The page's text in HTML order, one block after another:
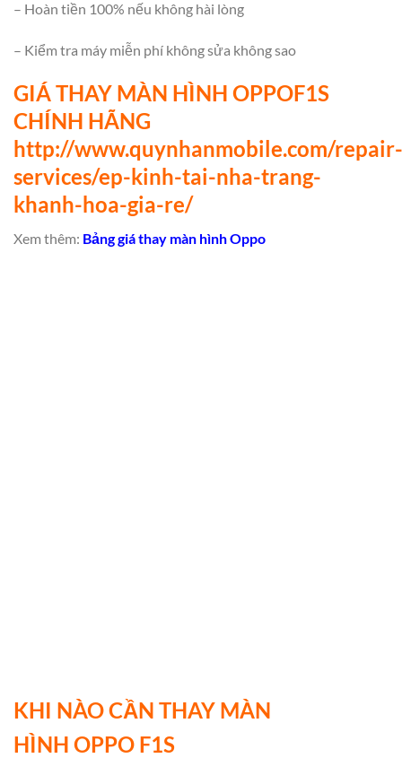
– Hoàn tiền 100% nếu không hài lòng
– Kiểm tra máy miễn phí không sửa không sao
GIÁ THAY MÀN HÌNH OPPOF1S
CHÍNH HÃNG
http://www.quynhanmobile.com/repair-
services/ep-kinh-tai-nha-trang-
khanh-hoa-gia-re/
Xem thêm: Bảng giá thay màn hình Oppo
KHI NÀO CẦN THAY MÀN
HÌNH OPPO F1S